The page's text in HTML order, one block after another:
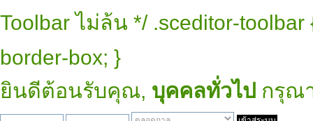
Toolbar ไม่ล้น */ .sceditor-
border-box; }
ยินดีต้อนรับคุณ, บุคคลทั่วไป กรุณ